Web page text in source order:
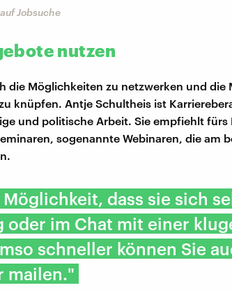
Jobsuche
nutzen
die Möglichkeiten zu netzwerken und die
knüpfen. Antje Schultheis ist
und politische Arbeit. Sie empfiehlt fürs
sogenannte Webinaren, die am
dass sie sich
oder im Chat mit einer
schneller können Sie
mailen."